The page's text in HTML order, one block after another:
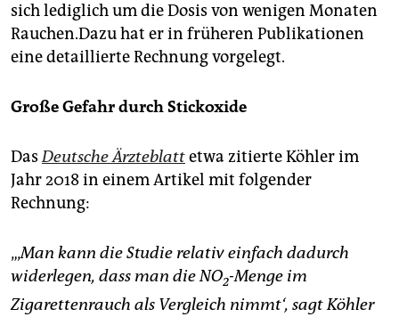
sich lediglich um die Dosis von wenigen Monaten
Rauchen.Dazu hat er in früheren Publikationen
eine detaillierte Rechnung vorgelegt.
Große Gefahr durch Stickoxide
DasDeutsche Ärzteblattetwa zitierte Köhler im
Jahr 2018 in einem Artikel mit folgender
Rechnung:
„‚Man kann die Studie relativ einfach dadurch
widerlegen, dass man die NO2-Menge im
Zigarettenrauch als Vergleich nimmt‘, sagt Köhler